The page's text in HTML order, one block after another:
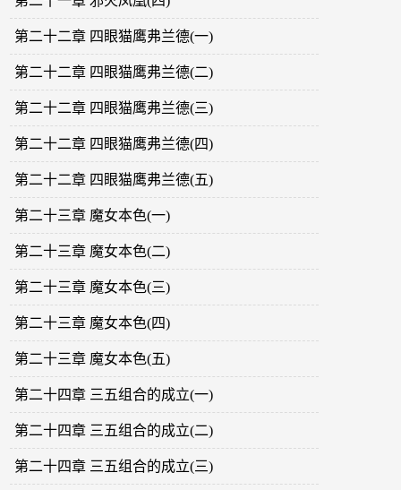
第二十二章 四眼猫鹰弗兰德(一)
第二十二章 四眼猫鹰弗兰德(二)
第二十二章 四眼猫鹰弗兰德(三)
第二十二章 四眼猫鹰弗兰德(四)
第二十二章 四眼猫鹰弗兰德(五)
第二十三章 魔女本色(一)
第二十三章 魔女本色(二)
第二十三章 魔女本色(三)
第二十三章 魔女本色(四)
第二十三章 魔女本色(五)
第二十四章 三五组合的成立(一)
第二十四章 三五组合的成立(二)
第二十四章 三五组合的成立(三)